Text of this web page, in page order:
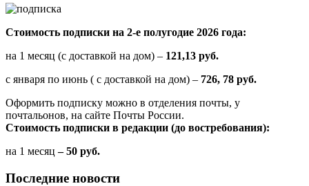
Стоимость подписки на 2-е полугодие 2026 года:
на 1 месяц (с доставкой на дом) – 121,13 руб.
с января по июнь ( с доставкой на дом) – 726, 78 руб.
Оформить подписку можно в отделения почты, у
почтальонов, на сайте Почты России.
Стоимость подписки в редакции (до востребования):
на 1 месяц – 50 руб.
Последние новости